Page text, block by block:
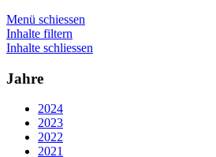
Menü schiessen
Inhalte filtern
Inhalte schliessen
Jahre
2024
2023
2022
2021